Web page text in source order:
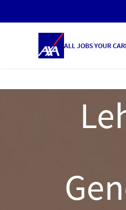
ALL JOBSYOUR